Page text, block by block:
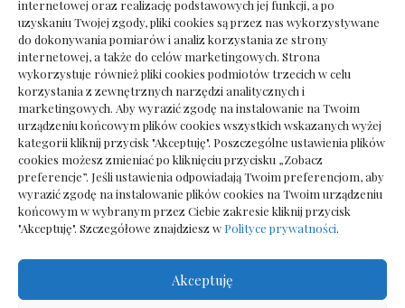
internetowej oraz realizację podstawowych jej funkcji, a po
uzyskaniu Twojej zgody, pliki cookies są przez nas wykorzystywane
do dokonywania pomiarów i analiz korzystania ze strony
internetowej, a także do celów marketingowych. Strona
wykorzystuje również pliki cookies podmiotów trzecich w celu
korzystania z zewnętrznych narzędzi analitycznych i
marketingowych. Aby wyrazić zgodę na instalowanie na Twoim
urządzeniu końcowym plików cookies wszystkich wskazanych wyżej
kategorii kliknij przycisk "Akceptuję". Poszczególne ustawienia plików
cookies możesz zmieniać po kliknięciu przycisku „Zobacz
preferencje”. Jeśli ustawienia odpowiadają Twoim preferencjom, aby
wyrazić zgodę na instalowanie plików cookies na Twoim urządzeniu
końcowym w wybranym przez Ciebie zakresie kliknij przycisk
"Akceptuję". Szczegółowe znajdziesz w Polityce prywatności.
Akceptuję
Deska podłogowa do salonu: jak wybrać bez
pośpiechu